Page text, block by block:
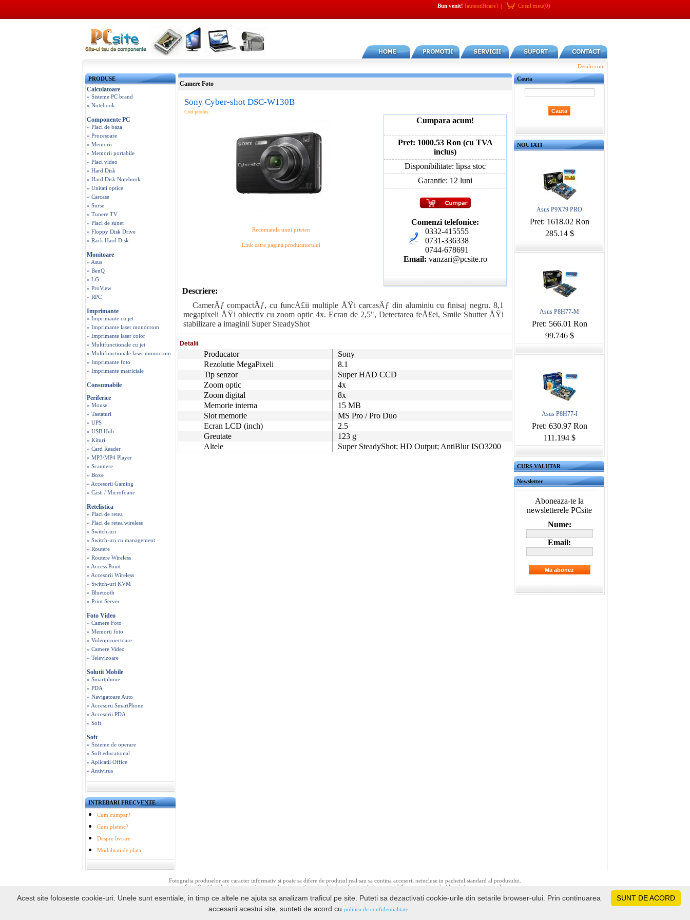
Bun venit! [autentificare] | Cosul meu(0)
Detalii cont
PRODUSE
Calculatoare
» Sisteme PC brand
» Notebook
Componente PC
» Placi de baza
» Procesoare
» Memorii
» Memorii portabile
» Placi video
» Hard Disk
» Hard Disk Notebook
» Unitati optice
» Carcase
» Surse
» Tunere TV
» Placi de sunet
» Floppy Disk Drive
» Rack Hard Disk
Monitoare
» Asus
» BenQ
» LG
» ProView
» RPC
Imprimante
» Imprimante cu jet
» Imprimante laser monocrom
» Imprimante laser color
» Multifunctionale cu jet
» Multifunctionale laser monocrom
» Imprimante foto
» Imprimante matriciale
Consumabile
Periferice
» Mouse
» Tastaturi
» UPS
» USB Hub
» Kituri
» Card Reader
» MP3/MP4 Player
» Scannere
» Boxe
» Accesorii Gaming
» Casti / Microfoane
Retelistica
» Placi de retea
» Placi de retea wireless
» Switch-uri
» Switch-uri cu management
» Routere
» Routere Wireless
» Access Point
» Accesorii Wireless
» Switch-uri KVM
» Bluetooth
» Print Server
Foto Video
» Camere Foto
» Memorii foto
» Videoproiectoare
» Camere Video
» Televizoare
Solutii Mobile
» Smartphone
» PDA
» Navigatoare Auto
» Accesorii SmartPhone
» Accesorii PDA
» Soft
Soft
» Sisteme de operare
» Soft educational
» Aplicatii Office
» Antivirus
INTREBARI FRECVENTE
Cum cumpar?
Cum platesc?
Despre livrare
Modalitati de plata
Camere Foto
Sony Cyber-shot DSC-W130B
Cod produs:
Recomanda unui prieten
Link catre pagina producatorului
Cumpara acum!
Pret: 1000.53 Ron (cu TVA
inclus)
Disponibilitate: lipsa stoc
Garantie: 12 luni
Comenzi telefonice:
0332-415555
0731-336338
0744-678691
Email: vanzari@pcsite.ro
Descriere:
CamerÄƒ compactÄƒ, cu funcÅ£ii multiple ÅŸi carcasÄƒ din aluminiu cu finisaj negru. 8,1
megapixeli ÅŸi obiectiv cu zoom optic 4x. Ecran de 2,5", Detectarea feÅ£ei, Smile Shutter ÅŸi
stabilizare a imaginii Super SteadyShot
Detalii
Producator
Sony
Rezolutie MegaPixeli
8.1
Tip senzor
Super HAD CCD
Zoom optic
4x
Zoom digital
8x
Memorie interna
15 MB
Slot memorie
MS Pro / Pro Duo
Ecran LCD (inch)
2.5
Greutate
123 g
Altele
Super SteadyShot; HD Output; AntiBlur ISO3200
Cauta
NOUTATI
Asus P9X79 PRO
Pret: 1618.02 Ron
285.14 $
Asus P8H77-M
Pret: 566.01 Ron
99.746 $
Asus P8H77-I
Pret: 630.97 Ron
111.194 $
CURS VALUTAR
Newsletter
Aboneaza-te la
newsletterele PCsite
Nume:
Email:
Fotografia produselor are caracter informativ si poate sa difere de produsul real sau sa contina accesorii neincluse in pachetul standard al produsului.
Specificatiile tehnice pot contine erori de operare si pot fi schimbate fara instiintare prealabila, neconstituind obligativitate contractuala.
SUNT DE ACORD
Acest site foloseste cookie-uri. Unele sunt esentiale, in timp ce altele ne ajuta sa analizam traficul pe site. Puteti sa dezactivati cookie-urile din setarile browser-ului. Prin continuarea
accesarii acestui site, sunteti de acord cu politica de confidentialitate.